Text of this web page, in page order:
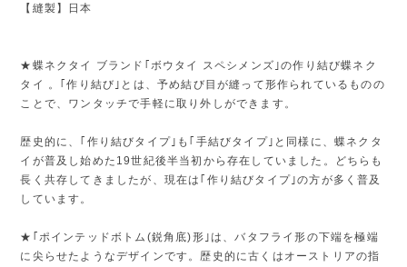
【縫製】日本
★蝶ネクタイ ブランド｢ボウタイ スペシメンズ｣の作り結び蝶ネク
タイ 。｢作り結び｣とは、予め結び目が縫って形作られているものの
ことで、ワンタッチで手軽に取り外しができます。
歴史的に、｢作り結びタイプ｣も｢手結びタイプ｣と同様に、蝶ネクタ
イが普及し始めた19世紀後半当初から存在していました。どちらも
長く共存してきましたが、現在は｢作り結びタイプ｣の方が多く普及
しています。
★｢ポインテッドボトム(鋭角底)形｣は、バタフライ形の下端を極端
に尖らせたようなデザインです。歴史的に古くはオーストリアの指